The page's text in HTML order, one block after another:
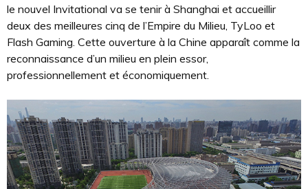
le nouvel Invitational va se tenir à Shanghai et accueillir
deux des meilleures cinq de l’Empire du Milieu, TyLoo et
Flash Gaming. Cette ouverture à la Chine apparaît comme la
reconnaissance d’un milieu en plein essor,
professionnellement et économiquement.